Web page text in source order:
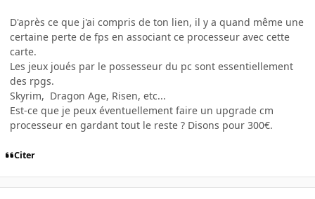
D'après ce que j'ai compris de ton lien, il y a quand même une
certaine perte de fps en associant ce processeur avec cette
carte.
Les jeux joués par le possesseur du pc sont essentiellement
des rpgs.
Skyrim, Dragon Age, Risen, etc...
Est-ce que je peux éventuellement faire un upgrade cm
processeur en gardant tout le reste ? Disons pour 300€.
Citer